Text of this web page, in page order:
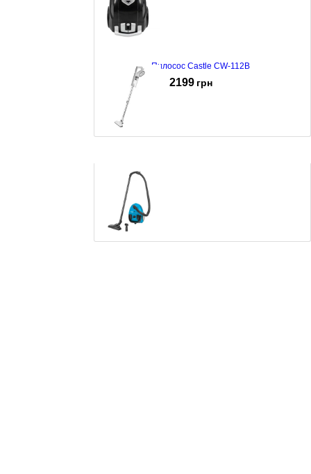
Пилосос Castle CW-112B
2199 грн